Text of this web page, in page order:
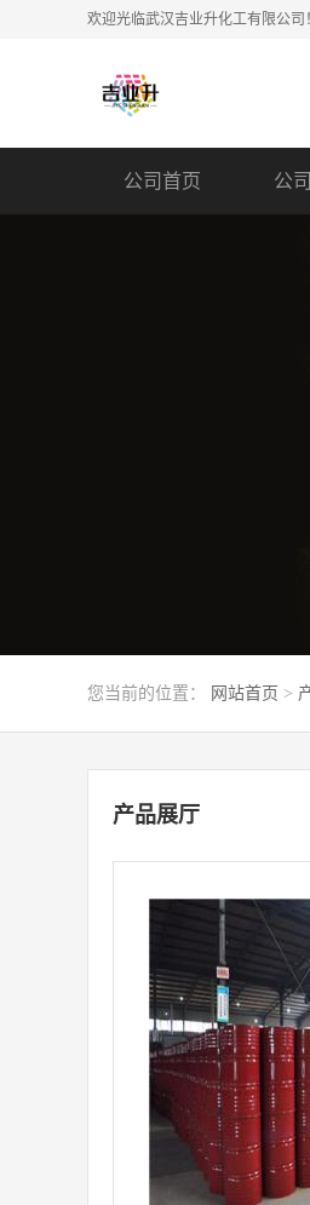
欢迎光临武汉吉业升化工有限公司！
公司首页 公
您当前的位置： 网站首页 >
产品展厅